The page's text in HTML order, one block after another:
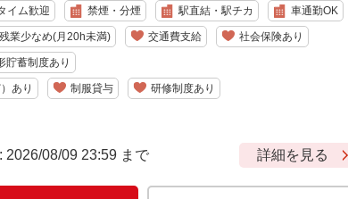
イム歓迎 禁煙・分煙 駅直結・駅チカ 車通勤OK
残業少なめ(月20h未満) 交通費支給 社会保険あり
貯蓄制度あり
あり 制服貸与 研修制度あり
08/09 23:59 まで 詳細を見る